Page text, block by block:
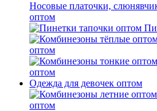
Носовые платочки,
оптом
оптом
оптом
Одежда для девочек оптом
оптом